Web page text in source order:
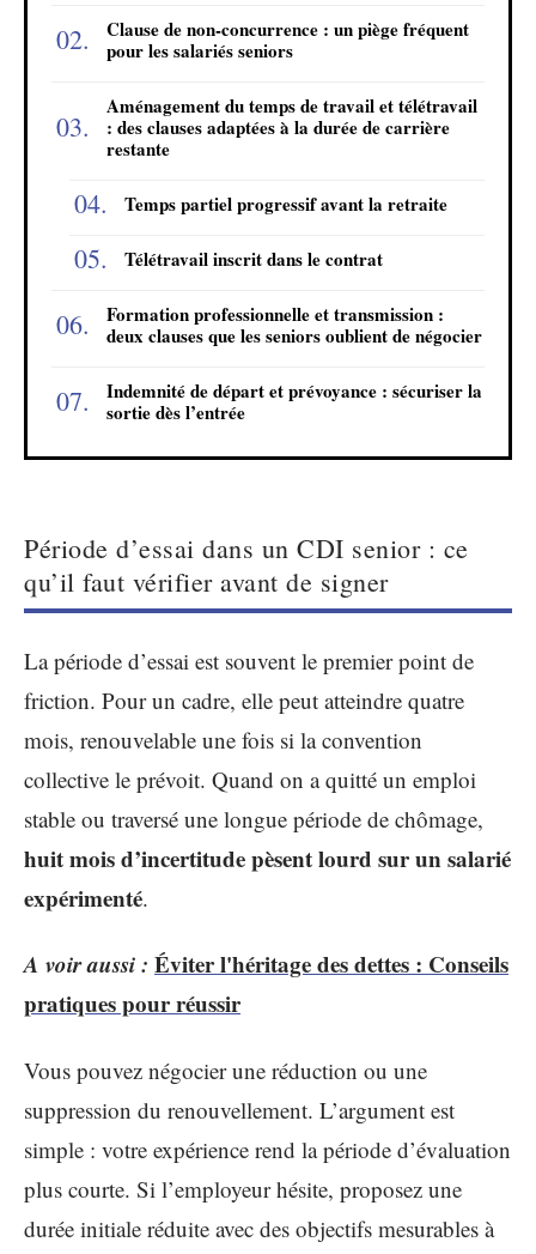
Clause de non-concurrence : un piège fréquent
pour les salariés seniors
Aménagement du temps de travail et télétravail
: des clauses adaptées à la durée de carrière
restante
Temps partiel progressif avant la retraite
Télétravail inscrit dans le contrat
Formation professionnelle et transmission :
deux clauses que les seniors oublient de négocier
Indemnité de départ et prévoyance : sécuriser la
sortie dès l’entrée
Période d’essai dans un CDI senior : ce
qu’il faut vérifier avant de signer
La période d’essai est souvent le premier point de
friction. Pour un cadre, elle peut atteindre quatre
mois, renouvelable une fois si la convention
collective le prévoit. Quand on a quitté un emploi
stable ou traversé une longue période de chômage,
huit mois d’incertitude pèsent lourd sur un salarié
expérimenté.
A voir aussi : Éviter l'héritage des dettes : Conseils
pratiques pour réussir
Vous pouvez négocier une réduction ou une
suppression du renouvellement. L’argument est
simple : votre expérience rend la période d’évaluation
plus courte. Si l’employeur hésite, proposez une
durée initiale réduite avec des objectifs mesurables à